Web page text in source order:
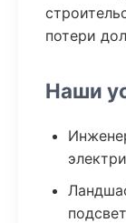
потери
Наши